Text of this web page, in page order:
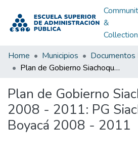
&
Home Municipios
Documentos
Plan de Gobierno Siachoque Boyacá 2008 - 2011: PG Siachoque Boyacá 2008 - 2011
Plan de Gobierno
2008 - 2011: PG
Boyacá 2008 - 2011